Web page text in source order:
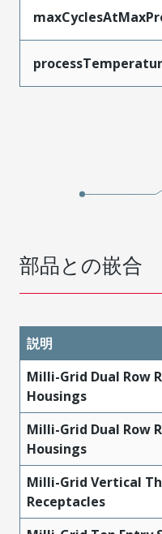
部品との嵌合
説明
Milli-Grid Dual Row
Housings
Milli-Grid Dual Row
Housings
Milli-Grid Vertical
Receptacles